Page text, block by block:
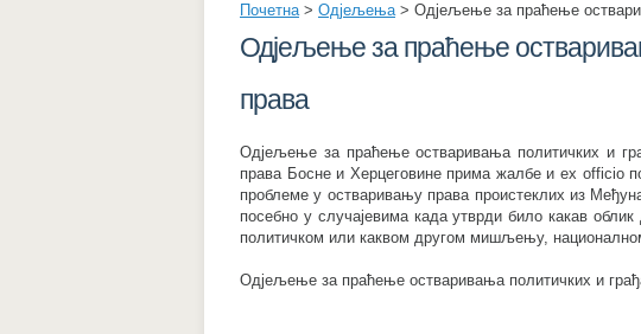
Почетна> Одјељења> Одјељење за праћење
Одјељење за праћење
права
Одјељење за праћење остваривања политичких и
права Босне и Херцеговине прима жалбе и ex officio
проблеме у остваривању права проистеклих из
посебно у случајевима када утврди било какав облик
политичком или каквом другом мишљењу,
Одјељење за праћење остваривања политичких и